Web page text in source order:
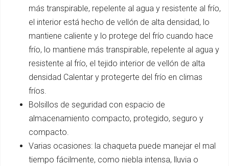
más transpirable, repelente al agua y resistente al frío,
el interior está hecho de vellón de alta densidad, lo
mantiene caliente y lo protege del frío cuando hace
frío, lo mantiene más transpirable, repelente al agua y
resistente al frío, el tejido interior de vellón de alta
densidad Calentar y protegerte del frío en climas
fríos.
Bolsillos de seguridad con espacio de
almacenamiento compacto, protegido, seguro y
compacto.
Varias ocasiones: la chaqueta puede manejar el mal
tiempo fácilmente, como niebla intensa, lluvia o